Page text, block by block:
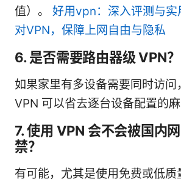
值）。 好用vpn：深入评测与实
对VPN，保障上网自由与隐私
6. 是否需要路由器级 VPN？
如果家里有多设备需要同时访问
VPN 可以省去逐台设备配置的麻
7. 使用 VPN 会不会被国内
禁？
有可能，尤其是使用免费或低质